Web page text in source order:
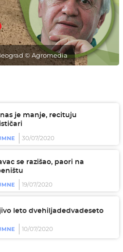
© Agromedia
nas je manje, recituju
30/07/2020
se razišao, paori na
19/07/2020
leto dvehiljadedvadeseto
10/07/2020